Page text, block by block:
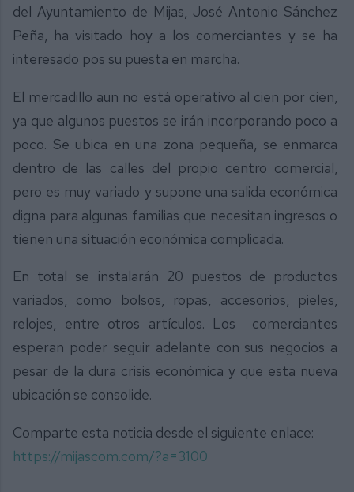
del Ayuntamiento de Mijas, José Antonio Sánchez
Peña, ha visitado hoy a los comerciantes y se ha
interesado pos su puesta en marcha.
El mercadillo aun no está operativo al cien por cien,
ya que algunos puestos se irán incorporando poco a
poco. Se ubica en una zona pequeña, se enmarca
dentro de las calles del propio centro comercial,
pero es muy variado y supone una salida económica
digna para algunas familias que necesitan ingresos o
tienen una situación económica complicada.
En total se instalarán 20 puestos de productos
variados, como bolsos, ropas, accesorios, pieles,
relojes, entre otros artículos. Los comerciantes
esperan poder seguir adelante con sus negocios a
pesar de la dura crisis económica y que esta nueva
ubicación se consolide.
Comparte esta noticia desde el siguiente enlace:
https://mijascom.com/?a=3100